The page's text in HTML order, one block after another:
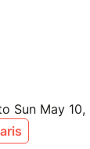
Sun May 10,